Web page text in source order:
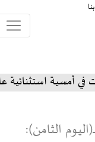
على المسرح
الثامن):